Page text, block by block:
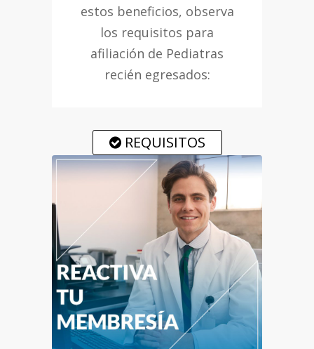
estos beneficios, observa
los requisitos para
afiliación de Pediatras
recién egresados:
REQUISITOS